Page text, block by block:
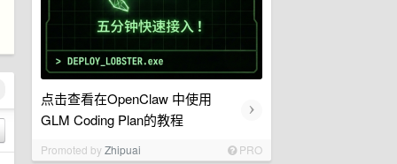
点击查看在OpenClaw 中使用
GLM Coding Plan的教程
›
Promoted byZhipuai PRO